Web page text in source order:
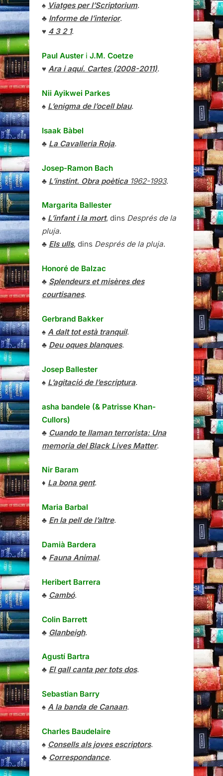
♠ Viatges per l’Scriptorium.
♣ Informe de l’interior.
♥ 4 3 2 1.
Paul Auster i J.M. Coetze
♥ Ara i aquí. Cartes (2008-2011).
Nii Ayikwei Parkes
♠ L’enigma de l’ocell blau.
Isaak Bàbel
♣ La Cavalleria Roja.
Josep-Ramon Bach
♣ L’instint. Obra poètica1962-1993.
Margarita Ballester
♠ L’infant i la mort, dins Després de la
pluja.
♣ Els ulls, dins Després de la pluja.
Honoré de Balzac
♣ Splendeurs et misères des
courtisanes.
Gerbrand Bakker
♠ A dalt tot està tranquil.
♣ Deu oques blanques.
Josep Ballester
♠ L’agitació de l’escriptura.
asha bandele (& Patrisse Khan-
Cullors)
♣ Cuando te llaman terrorista: Una
memoria del Black Lives Matter.
Nir Baram
♦ La bona gent.
Maria Barbal
♣ En la pell de l’altre.
Damià Bardera
♣ Fauna Animal.
Heribert Barrera
♣ Cambó.
Colin Barrett
♣ Glanbeigh.
Agustí Bartra
♣ El gall canta per tots dos.
Sebastian Barry
♠ A la banda de Canaan.
Charles Baudelaire
♠ Consells als joves escriptors.
♣ Correspondance.